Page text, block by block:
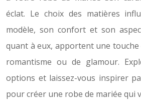
éclat. Le choix des matières
modèle, son confort et son
quant à eux, apportent une
romantisme ou de glamour.
options et laissez-vous inspirer
pour créer une robe de mariée qui